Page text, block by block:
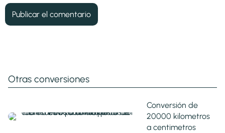
Otras conversiones
Conversión de
20000 kilometros
a centimetros